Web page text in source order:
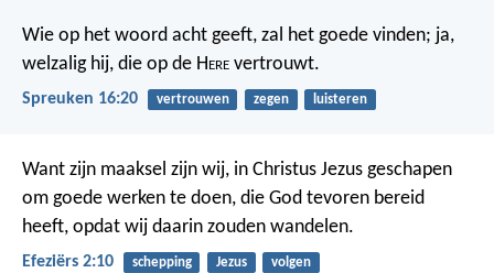
Wie op het woord acht geeft, zal het goede vinden; ja,
welzalig hij, die op de Here vertrouwt.
Spreuken 16:20 vertrouwen zegen luisteren
Want zijn maaksel zijn wij, in Christus Jezus geschapen
om goede werken te doen, die God tevoren bereid
heeft, opdat wij daarin zouden wandelen.
Efeziërs 2:10 schepping Jezus volgen